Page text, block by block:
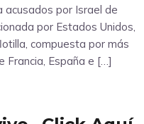
acusados por Israel de
por Estados Unidos,
compuesta por más
Francia, España e […]